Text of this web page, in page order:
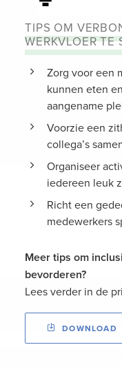
TIPS OM
WERKVLOER TE
Zorg voor een
kunnen eten
aangename
Voorzie een
collega’s
Organiseer
iedereen leuk
Richt een
medewerkers
Meer tips om
bevorderen?
Lees verder in de
DOWNLOAD